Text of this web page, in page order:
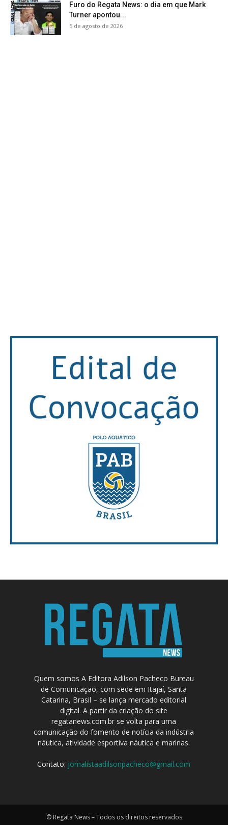
Furo do Regata News: o dia em que Mark
Turner apontou...
5 de agosto de 2026
Quem somos A Editora Adilson Pacheco Bureau
de Comunicação, com sede em Itajaí, Santa
Catarina, Brasil – se lança mercado editorial
digital. A partir da criação do site
regatanews.com.br se volta para uma
comunicação do fomento de notícia da indústria
náutica, atividade esportiva náutica e marinas.
Contato: jornalistaadilsonpacheco@gmail.com
© Regata News – Todos os direitos reservados